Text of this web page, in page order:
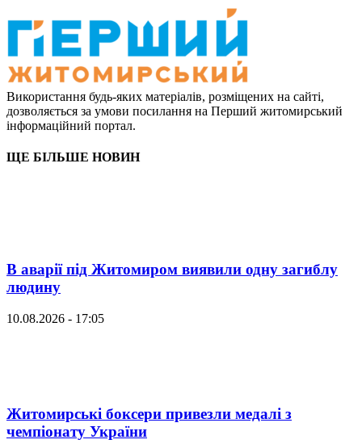
Використання будь-яких матеріалів, розміщених на сайті,
дозволяється за умови посилання на Перший житомирський
інформаційний портал.
ЩЕ БІЛЬШЕ НОВИН
В аварії під Житомиром виявили одну загиблу
людину
10.08.2026 - 17:05
Житомирські боксери привезли медалі з
чемпіонату України